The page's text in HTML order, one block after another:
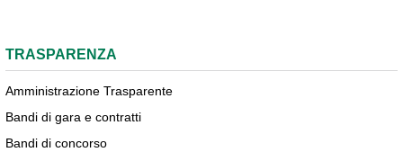
TRASPARENZA
Amministrazione Trasparente
Bandi di gara e contratti
Bandi di concorso